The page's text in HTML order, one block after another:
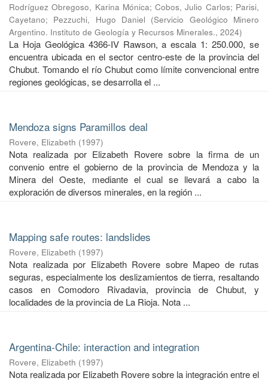
Rodríguez Obregoso, Karina Mónica;Cobos, Julio Carlos; Parisi,
Cayetano; Pezzuchi, Hugo Daniel (Servicio Geológico Minero
Argentino. Instituto de Geología y Recursos Minerales., 2024)
La Hoja Geológica 4366-IV Rawson, a escala 1: 250.000, se
encuentra ubicada en el sector centro-este de la provincia del
Chubut. Tomando el río Chubut como límite convencional entre
regiones geológicas, se desarrolla el ...
Mendoza signs Paramillos deal
Rovere, Elizabeth (1997)
Nota realizada por Elizabeth Rovere sobre la firma de un
convenio entre el gobierno de la provincia de Mendoza y la
Minera del Oeste, mediante el cual se llevará a cabo la
exploración de diversos minerales, en la región ...
Mapping safe routes: landslides
Rovere, Elizabeth (1997)
Nota realizada por Elizabeth Rovere sobre Mapeo de rutas
seguras, especialmente los deslizamientos de tierra, resaltando
casos en Comodoro Rivadavia, provincia de Chubut, y
localidades de la provincia de La Rioja. Nota ...
Argentina-Chile: interaction and integration
Rovere, Elizabeth (1997)
Nota realizada por Elizabeth Rovere sobre la integración entre el